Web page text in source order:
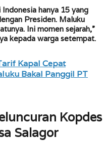
hanya 15 yang
Presiden. Maluku
Ini momen sejarah,”
kepada warga setempat.
Kapal Cepat
Bakal Panggil PT
Kopdes
Salagor